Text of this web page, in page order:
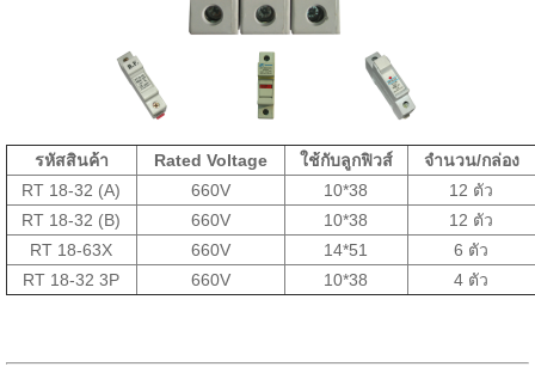
รหัสสินค้า Rated Voltage ใช้กับลูกฟิวส์
จำนวน/กล่อง
RT 18-32 (A)
660V 10*38
12 ตัว
RT 18-32 (B)
660V 10*38
12 ตัว
RT 18-63X
660V 14*51
6 ตัว
RT 18-32 3P
660V 10*38 4 ตัว